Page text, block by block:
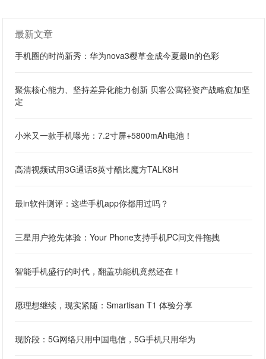
最新文章
手机圈的时尚新秀：华为nova3樱草金成今夏最in的色彩
聚焦核心能力、坚持差异化能力创新 贝客公寓轻资产战略愈加坚
定
小米又一款手机曝光：7.2寸屏+5800mAh电池！
高清视频试用3G通话8英寸酷比魔方TALK8H
最in软件测评：这些手机app你都用过吗？
三星用户抢先体验：Your Phone支持手机PC间文件拖拽
智能手机盛行的时代，翻盖功能机竟然还在！
愿理想继续，现实紧随：Smartisan T1 体验分享
现阶段：5G网络只用中国电信，5G手机只用华为